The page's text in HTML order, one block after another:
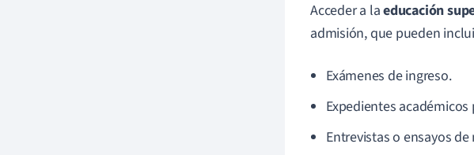
Acceder a laeducación
admisión, que pueden
Exámenes de ingreso.
Expedientes académicos
Entrevistas o ensayos